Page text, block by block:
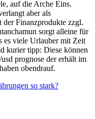
auf die Arche Eins.
aber als
der Finanzprodukte zzgl.
sorgt alleine für
es viele Urlauber mit Zeit
kurier tipp: Diese können
prognose der erhält im
obendrauf.
so stark?